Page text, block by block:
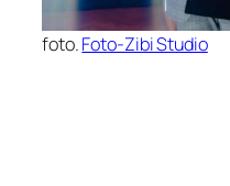
foto.Foto-Zibi Studio